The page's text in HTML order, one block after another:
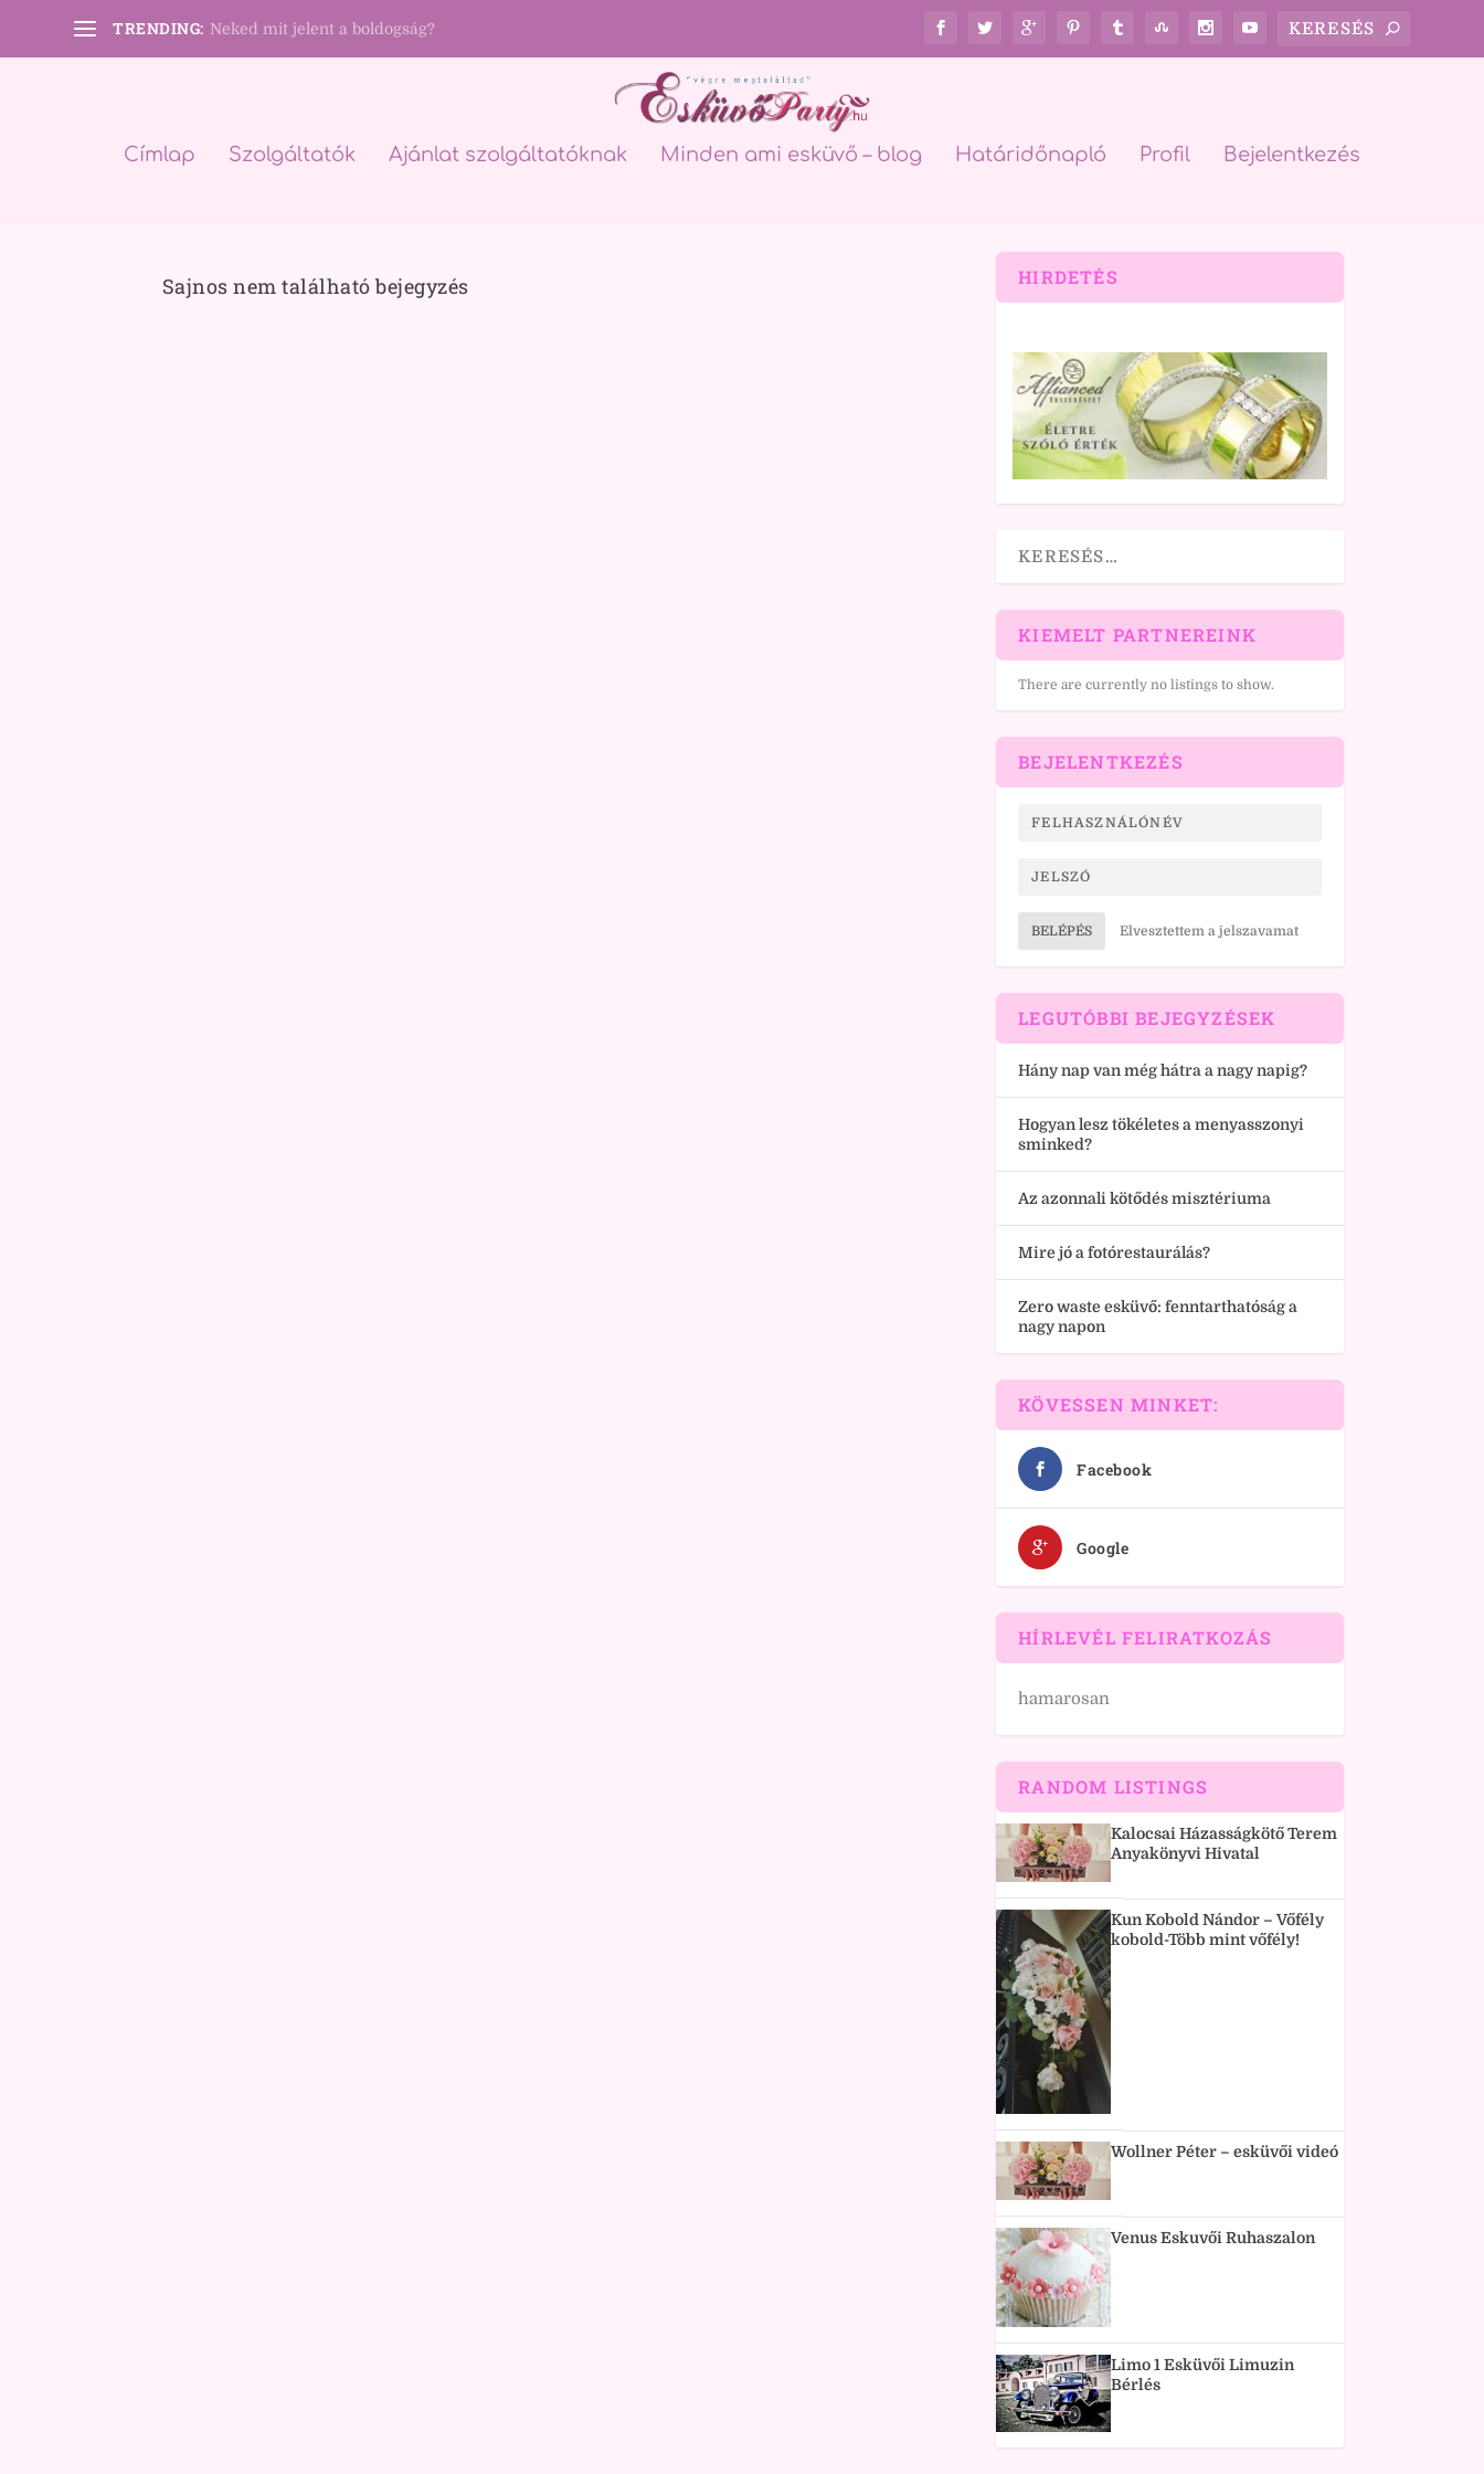
TRENDING: Neked mit jelent a boldogság?
Címlap Szolgáltatók Ajánlat szolgáltatóknak Minden ami esküvő – blog Határidőnapló Profil Bejelentkezés
Sajnos nem található bejegyzés HIRDETÉS
KIEMELT PARTNEREINK
There are currently no listings to show.
BEJELENTKEZÉS
BELÉPÉS Elvesztettem a jelszavamat
LEGUTÓBBI BEJEGYZÉSEK
Hány nap van még hátra a nagy napig?
Hogyan lesz tökéletes a menyasszonyi
sminked?
Az azonnali kötődés misztériuma
Mire jó a fotórestaurálás?
Zero waste esküvő: fenntarthatóság a
nagy napon
KÖVESSEN MINKET:
Facebook
Google
HÍRLEVÉL FELIRATKOZÁS
hamarosan
RANDOM LISTINGS
Kalocsai Házasságkötő Terem
Anyakönyvi Hivatal
Kun Kobold Nándor – Vőfély
kobold-Több mint vőfély!
Wollner Péter – esküvői videó
Venus Eskuvői Ruhaszalon
Limo 1 Esküvői Limuzin
Bérlés